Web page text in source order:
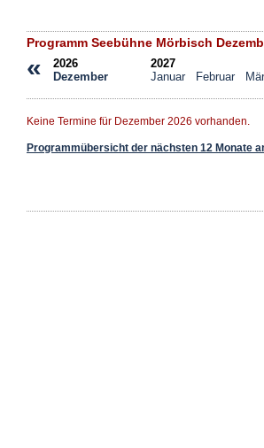
Programm Seebühne Mörbisch
«
2026
Dezember
2027
Januar
Februar
Keine Termine für Dezember 2026 vorhanden.
Programmübersicht der nächsten 12 Monate